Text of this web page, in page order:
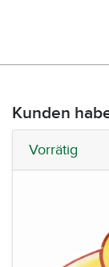
Kunden
Vorrätig